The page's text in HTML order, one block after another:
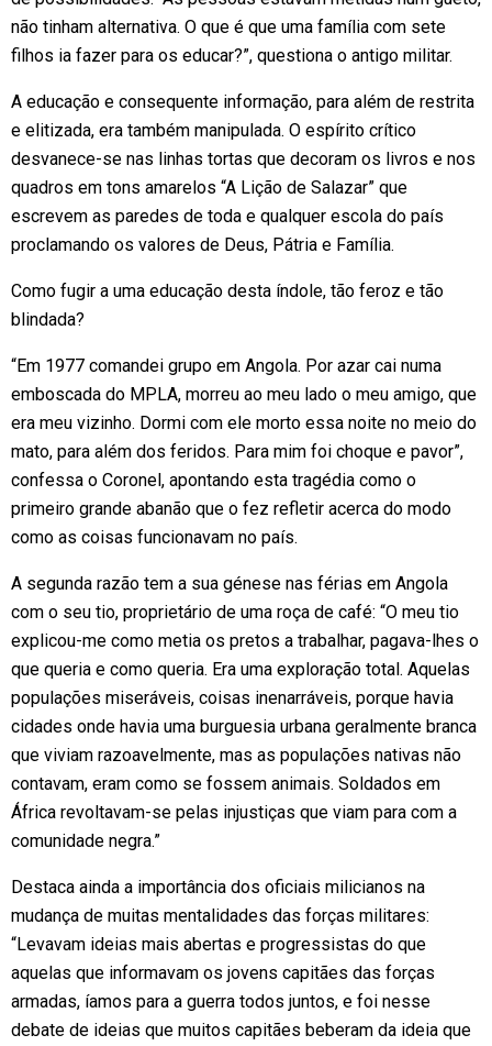
não tinham alternativa. O que é que uma família com sete
filhos ia fazer para os educar?”, questiona o antigo militar.
A educação e consequente informação, para além de restrita
e elitizada, era também manipulada. O espírito crítico
desvanece-se nas linhas tortas que decoram os livros e nos
quadros em tons amarelos “A Lição de Salazar” que
escrevem as paredes de toda e qualquer escola do país
proclamando os valores de Deus, Pátria e Família.
Como fugir a uma educação desta índole, tão feroz e tão
blindada?
“Em 1977 comandei grupo em Angola. Por azar cai numa
emboscada do MPLA, morreu ao meu lado o meu amigo, que
era meu vizinho. Dormi com ele morto essa noite no meio do
mato, para além dos feridos. Para mim foi choque e pavor”,
confessa o Coronel, apontando esta tragédia como o
primeiro grande abanão que o fez refletir acerca do modo
como as coisas funcionavam no país.
A segunda razão tem a sua génese nas férias em Angola
com o seu tio, proprietário de uma roça de café: “O meu tio
explicou-me como metia os pretos a trabalhar, pagava-lhes o
que queria e como queria. Era uma exploração total. Aquelas
populações miseráveis, coisas inenarráveis, porque havia
cidades onde havia uma burguesia urbana geralmente branca
que viviam razoavelmente, mas as populações nativas não
contavam, eram como se fossem animais. Soldados em
África revoltavam-se pelas injustiças que viam para com a
comunidade negra.”
Destaca ainda a importância dos oficiais milicianos na
mudança de muitas mentalidades das forças militares:
“Levavam ideias mais abertas e progressistas do que
aquelas que informavam os jovens capitães das forças
armadas, íamos para a guerra todos juntos, e foi nesse
debate de ideias que muitos capitães beberam da ideia que